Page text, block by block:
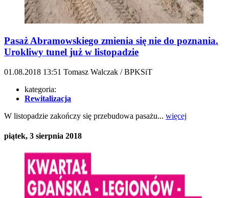
Pasaż Abramowskiego zmienia się nie do poznania.
Urokliwy tunel już w listopadzie
01.08.2018 13:51 Tomasz Walczak / BPKSiT
kategoria:
Rewitalizacja
W listopadzie zakończy się przebudowa pasażu... więcej
piątek, 3 sierpnia 2018